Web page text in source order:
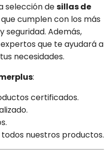
selección desillas de
que cumplen con los más
seguridad. Además,
que te ayudará a
necesidades.
:
certificados.
nuestros productos.